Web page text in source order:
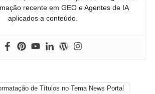
recente em GEO e Agentes de IA
aplicados a conteúdo.
de Títulos no Tema News Portal